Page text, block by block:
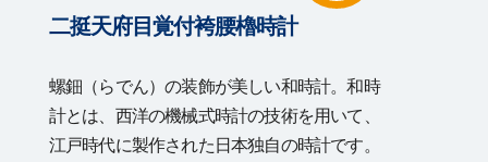
二挺天府目覚付袴腰櫓時計
螺鈿（らでん）の装飾が美しい和時計。和時
計とは、西洋の機械式時計の技術を用いて、
江戸時代に製作された日本独自の時計です。